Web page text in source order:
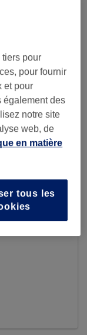
pour
pour fournir
et pour
également des
notre site
web, de
en matière
tous les